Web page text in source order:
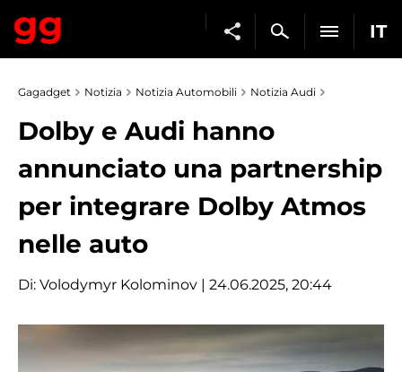
IT
Gagadget Notizia Notizia Automobili Notizia Audi
Dolby e Audi hanno
annunciato una partnership
per integrare Dolby Atmos
nelle auto
Di: Volodymyr Kolominov | 24.06.2025, 20:44